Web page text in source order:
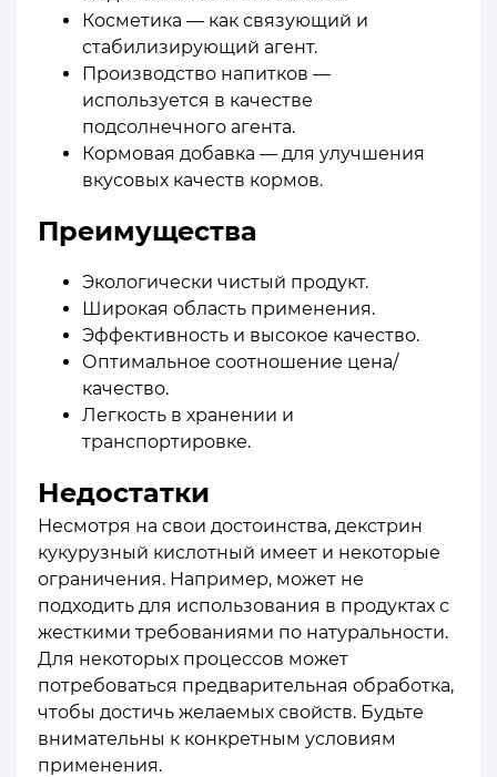
Косметика — как связующий и
стабилизирующий агент.
Производство напитков —
используется в качестве
подсолнечного агента.
Кормовая добавка — для улучшения
вкусовых качеств кормов.
Преимущества
Экологически чистый продукт.
Широкая область применения.
Эффективность и высокое качество.
Оптимальное соотношение цена/
качество.
Легкость в хранении и
транспортировке.
Недостатки
Несмотря на свои достоинства, декстрин
кукурузный кислотный имеет и некоторые
ограничения. Например, может не
подходить для использования в продуктах с
жесткими требованиями по натуральности.
Для некоторых процессов может
потребоваться предварительная обработка,
чтобы достичь желаемых свойств. Будьте
внимательны к конкретным условиям
применения.